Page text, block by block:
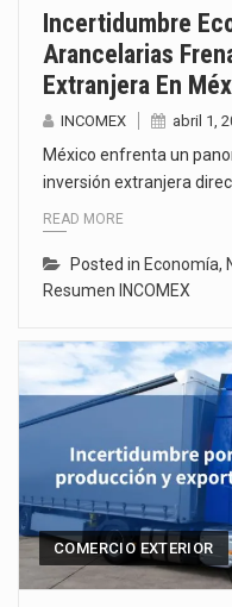
Incertidumbre
Arancelarias
Extranjera En
INCOMEX abril 1,
México enfrenta un
inversión extranjera
READ MORE
Posted in Economía,
Resumen INCOMEX
COMERCIO EXTERIOR